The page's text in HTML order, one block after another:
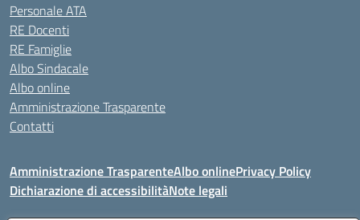
Personale ATA
RE Docenti
RE Famiglie
Albo Sindacale
Albo online
Amministrazione Trasparente
Contatti
Amministrazione TrasparenteAlbo onlinePrivacy Policy
Dichiarazione di accessibilitàNote legali